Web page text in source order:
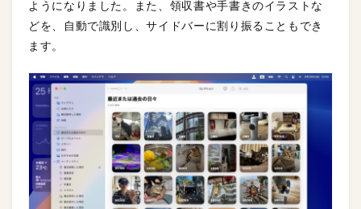
ようになりました。また、領収書や手書きのイラストな
どを、自動で識別し、サイドバーに割り振ることもでき
ます。